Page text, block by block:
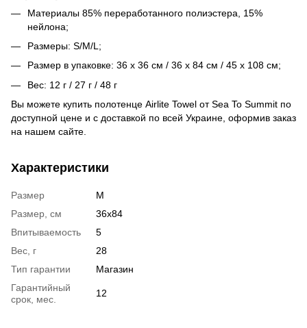
Материалы 85% переработанного полиэстера, 15%
нейлона;
Размеры: S/M/L;
Размер в упаковке: 36 х 36 см / 36 х 84 см / 45 х 108 см;
Вес: 12 г / 27 г / 48 г
Вы можете купить полотенце Airlite Towel от Sea To Summit по
доступной цене и c доставкой по всей Украине, оформив заказ
на нашем сайте.
Характеристики
Размер
M
Размер, см
36х84
Впитываемость
5
Вес, г
28
Тип гарантии
Магазин
Гарантийный
срок, мес.
12